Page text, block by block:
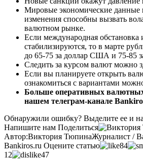
Мировые экономические данные
изменения способны вызвать
валютном рынке.
Если международная обстановка
стабилизируются, то в марте
до 65-75 за доллар США и 75-85
Следить за курсом валют можно
Если вы планируете открыть
ознакомиться с вариантами
Больше оперативных
нашем телеграм-канале
Обнаружили ошибку? Выделите ее и
Напишите нам Поделиться
Автор:Виктория ТюпинаЖурналист /
Bankiros.ru Оцените статью 84
12
47